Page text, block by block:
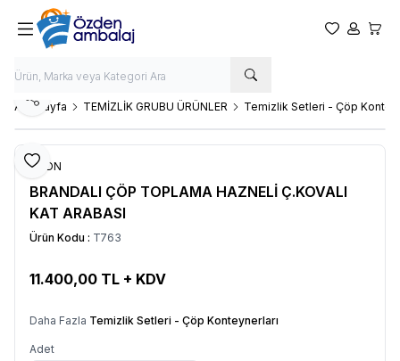
Favorilerim
Hesabım
Ana Sayfa TEMİZLİK GRUBU ÜRÜNLER Temizlik Setleri - Çöp
Favoriye Ekle
Paylaş
OZDN
BRANDALI ÇÖP TOPLAMA HAZNELİ Ç.KOVALI
KAT ARABASI
Ürün Kodu : T763
11.400,00 TL + KDV
Daha Fazla Temizlik Setleri - Çöp Konteynerları
Adet